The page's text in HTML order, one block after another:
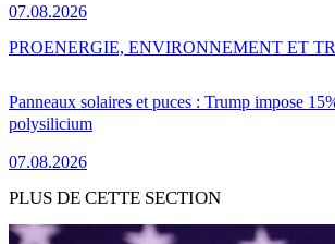
07.08.2026
Panneaux solaires et puces : Trump impose
polysilicium
07.08.2026
PROENERGIE, ENVIRONNEMENT ET
PLUS DE CETTE SECTION